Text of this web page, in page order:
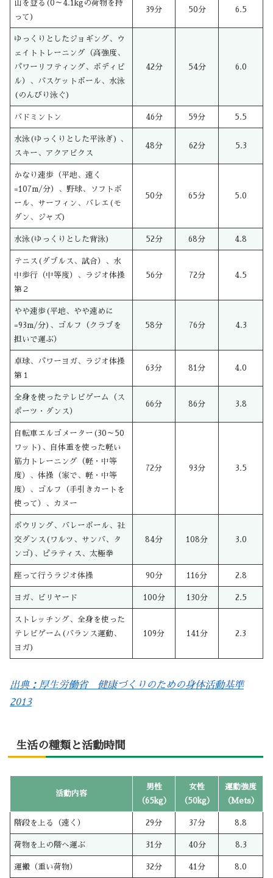
山を登る(0～4.1kgの荷物を持
って)
39分 50分 6.5
ゆっくりとしたジョギング、ウ
ェイトトレーニング（高強度、
パワーリフティング、ボディビ
ル）、バスケットボール、水泳
(のんびり泳ぐ)
42分 54分 6.0
バドミントン 46分 59分 5.5
水泳(ゆっくりとした平泳ぎ) 、
スキー、アクアビクス
48分 62分 5.3
かなり速歩（平地、速く
=107m/分）、野球、ソフトボ
ール、サーフィン、バレエ(モ
ダン、ジャズ)
50分 65分 5.0
水泳(ゆっくりとした背泳) 52分 68分 4.8
テニス(ダブルス、試合）、水
中歩行（中等度）、ラジオ体操
第２
56分 72分 4.5
やや速歩(平地、やや速めに
=93m/分)、ゴルフ（クラブを
担いで運ぶ）
58分 76分 4.3
卓球、パワーヨガ、ラジオ体操
第１
63分 81分 4.0
全身を使ったテレビゲーム（ス
ポーツ・ダンス）
66分 86分 3.8
自転車エルゴメーター(30～50
ワット)、自体重を使った軽い
筋力トレーニング（軽・中等
度）、体操（家で、軽・中等
度）、ゴルフ（手引きカートを
使って）、カヌー
72分 93分 3.5
ボウリング、バレーボール、社
交ダンス(ワルツ、サンバ、タ
ンゴ)、ピラティス、太極拳
84分 108分 3.0
座って行うラジオ体操 90分 116分 2.8
ヨガ、ビリヤード 100分 130分 2.5
ストレッチング、全身を使った
テレビゲーム(バランス運動、
ヨガ)
109分 141分 2.3
出典：厚生労働省 健康づくりのための身体活動基準
2013
生活の種類と活動時間
活動内容
男性
（65kg）
女性
（50kg）
運動強度
（Mets）
階段を上る（速く） 29分 37分 8.8
荷物を上の階へ運ぶ 31分 40分 8.3
運搬（重い荷物） 32分 41分 8.0